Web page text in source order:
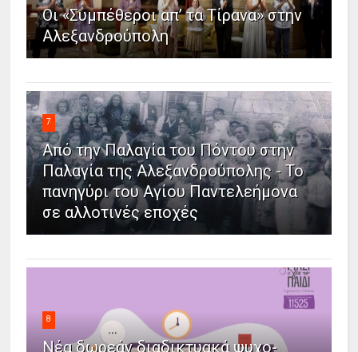
Οι «Συμπέθεροι απ’ τα Τίρανα» στην
Αλεξανδρούπολη
7
Από την Παλαγία του Πόντου στην
Παλαγία της Αλεξανδρούπολης - Το
πανηγύρι του Αγίου Παντελεήμονα
σε αλλοτινές εποχές
8
Νέα δωρεάν διαδικτυακά ψυχο-